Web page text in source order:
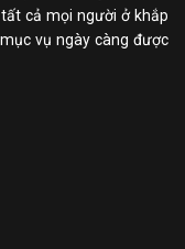
cả mọi người ở khắp
vụ ngày càng được